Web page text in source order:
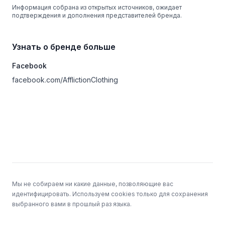
Информация собрана из открытых источников, ожидает
подтверждения и дополнения представителей бренда.
Узнать о бренде больше
Facebook
facebook.com/AfflictionClothing
Мы не собираем ни какие данные, позволяющие вас
идентифицировать. Используем cookies только для сохранения
выбранного вами в прошлый раз языка.